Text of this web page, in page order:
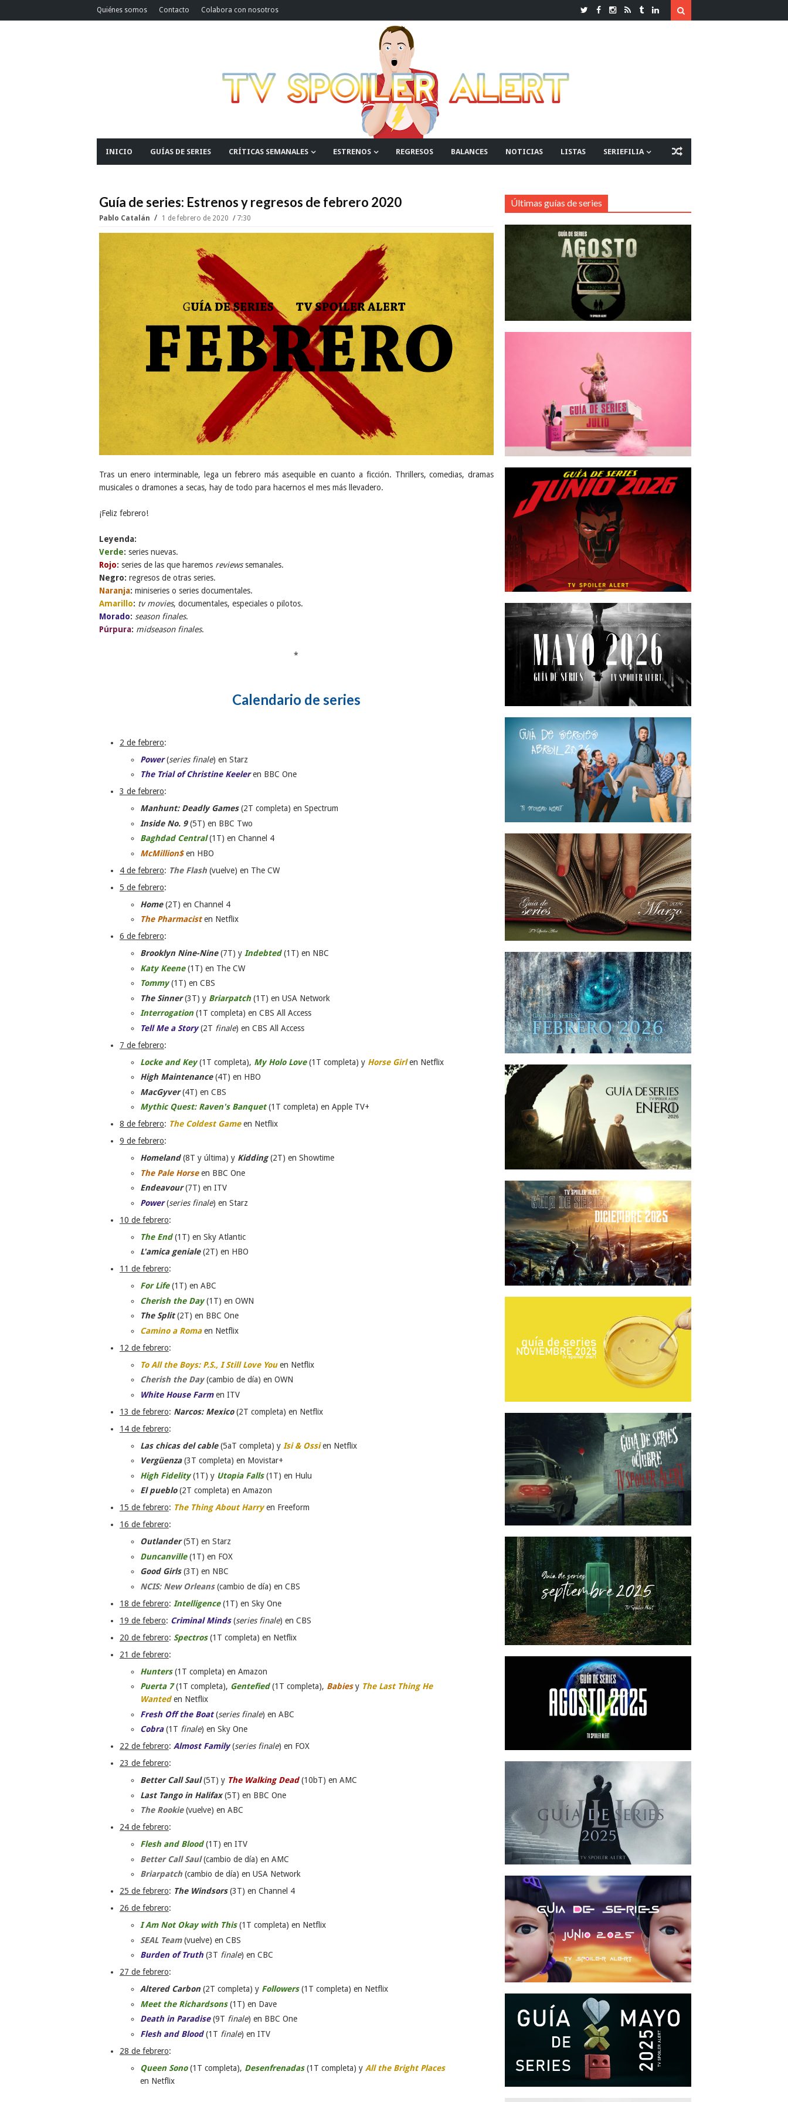
Quiénes somos Contacto Colabora con nosotros
INICIO GUÍAS DE SERIES CRÍTICAS SEMANALES ESTRENOS REGRESOS BALANCES NOTICIAS LISTAS SERIEFILIA
Guía de series: Estrenos y regresos de febrero 2020
Pablo Catalán 1 de febrero de 2020 7:30
Tras un enero interminable, lega un febrero más asequible en cuanto a ficción. Thrillers, comedias, dramas
musicales o dramones a secas, hay de todo para hacernos el mes más llevadero.
¡Feliz febrero!
Leyenda:
Verde: series nuevas.
Rojo: series de las que haremos reviewssemanales.
Negro: regresos de otras series.
Naranja: miniseries o series documentales.
Amarillo: tv movies, documentales, especiales o pilotos.
Morado: season finales.
Púrpura: midseason finales.
*
Calendario de series
2 de febrero:
Power(series finale) en Starz
The Trial of Christine Keeleren BBC One
3 de febrero:
Manhunt: Deadly Games(2T completa) en Spectrum
Inside No. 9(5T) en BBC Two
Baghdad Central(1T) en Channel 4
McMillion$en HBO
4 de febrero: The Flash(vuelve) en The CW
5 de febrero:
Home(2T) en Channel 4
The Pharmacisten Netflix
6 de febrero:
Brooklyn Nine-Nine(7T) y Indebted(1T) en NBC
Katy Keene(1T) en The CW
Tommy(1T) en CBS
The Sinner(3T) y Briarpatch(1T) en USA Network
Interrogation(1T completa) en CBS All Access
Tell Me a Story(2T finale) en CBS All Access
7 de febrero:
Locke and Key(1T completa), My Holo Love(1T completa) y Horse Girlen Netflix
High Maintenance(4T) en HBO
MacGyver(4T) en CBS
Mythic Quest: Raven's Banquet(1T completa) en Apple TV+
8 de febrero: The Coldest Gameen Netflix
9 de febrero:
Homeland(8T y última) y Kidding(2T) en Showtime
The Pale Horseen BBC One
Endeavour(7T) en ITV
Power(series finale) en Starz
10 de febrero:
The End(1T) en Sky Atlantic
L'amica geniale(2T) en HBO
11 de febrero:
For Life(1T) en ABC
Cherish the Day(1T) en OWN
The Split(2T) en BBC One
Camino a Romaen Netflix
12 de febrero:
To All the Boys: P.S., I Still Love Youen Netflix
Cherish the Day(cambio de día) en OWN
White House Farmen ITV
13 de febrero: Narcos: Mexico(2T completa) en Netflix
14 de febrero:
Las chicas del cable(5aT completa) y Isi & Ossien Netflix
Vergüenza(3T completa) en Movistar+
High Fidelity(1T) y Utopia Falls(1T) en Hulu
El pueblo(2T completa) en Amazon
15 de febrero: The Thing About Harryen Freeform
16 de febrero:
Outlander(5T) en Starz
Duncanville(1T) en FOX
Good Girls(3T) en NBC
NCIS: New Orleans(cambio de día) en CBS
18 de febrero: Intelligence(1T) en Sky One
19 de febero: Criminal Minds(series finale) en CBS
20 de febrero: Spectros(1T completa) en Netflix
21 de febrero:
Hunters(1T completa) en Amazon
Puerta 7(1T completa), Gentefied(1T completa), Babiesy The Last Thing He
Wanteden Netflix
Fresh Off the Boat(series finale) en ABC
Cobra(1T finale) en Sky One
22 de febrero: Almost Family(series finale) en FOX
23 de febrero:
Better Call Saul(5T) y The Walking Dead(10bT) en AMC
Last Tango in Halifax(5T) en BBC One
The Rookie(vuelve) en ABC
24 de febrero:
Flesh and Blood(1T) en ITV
Better Call Saul(cambio de día) en AMC
Briarpatch(cambio de día) en USA Network
25 de febrero: The Windsors(3T) en Channel 4
26 de febrero:
I Am Not Okay with This(1T completa) en Netflix
SEAL Team(vuelve) en CBS
Burden of Truth(3T finale) en CBC
27 de febrero:
Altered Carbon(2T completa) y Followers(1T completa) en Netflix
Meet the Richardsons(1T) en Dave
Death in Paradise(9T finale) en BBC One
Flesh and Blood(1T finale) en ITV
28 de febrero:
Queen Sono(1T completa), Desenfrenadas(1T completa) y All the Bright Places
en Netflix
Últimas guías de series